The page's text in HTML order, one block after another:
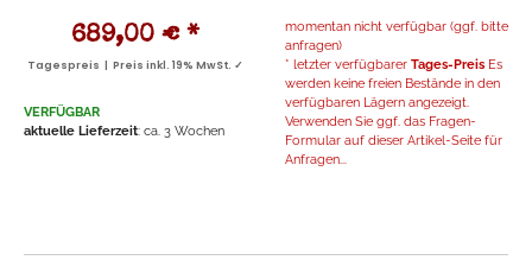
689,00 € *
Tagespreis | Preis inkl. 19% MwSt. ✓
VERFÜGBAR
aktuelle Lieferzeit: ca. 3 Wochen
momentan nicht verfügbar (ggf. bitte
anfragen)
* letzter verfügbarer Tages-Preis Es
werden keine freien Bestände in den
verfügbaren Lägern angezeigt.
Verwenden Sie ggf. das Fragen-
Formular auf dieser Artikel-Seite für
Anfragen...